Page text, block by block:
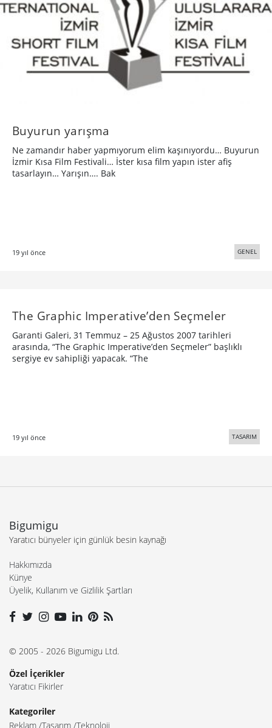
Buyurun yarışma
Ne zamandır haber yapmıyorum elim kaşınıyordu… Buyurun
İzmir Kısa Film Festivali… İster kısa film yapın ister afiş
tasarlayın… Yarışın…. Bak
19 yıl önce GENEL
The Graphic Imperative’den Seçmeler
Garanti Galeri, 31 Temmuz – 25 Ağustos 2007 tarihleri
arasında, “The Graphic Imperative’den Seçmeler” başlıklı
sergiye ev sahipliği yapacak. “The
19 yıl önce TASARIM
Bigumigu
Yaratıcı bünyeler için günlük besin kaynağı
Hakkımızda
Künye
Üyelik, Kullanım ve Gizlilik Şartları
© 2005 - 2026 Bigumigu Ltd.
Özel İçerikler
Yaratıcı Fikirler
Kategoriler
Reklam Tasarım Teknoloji